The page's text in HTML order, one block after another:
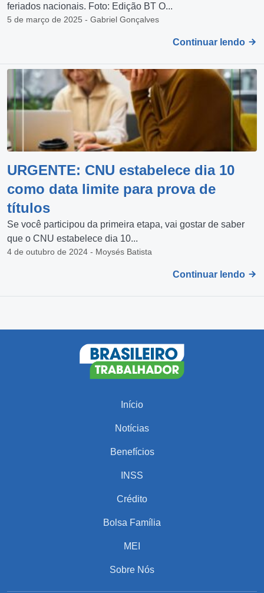
feriados nacionais. Foto: Edição BT O...
5 de março de 2025 - Gabriel Gonçalves
Continuar lendo
URGENTE: CNU estabelece dia 10
como data limite para prova de
títulos
Se você participou da primeira etapa, vai gostar de saber
que o CNU estabelece dia 10...
4 de outubro de 2024 - Moysés Batista
Continuar lendo
Início
Notícias
Benefícios
INSS
Crédito
Bolsa Família
MEI
Sobre Nós